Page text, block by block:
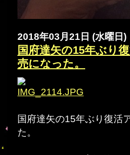
2018年03月21日 (水曜日)
国府達矢の15年ぶり
売になった。
国府達矢の15年ぶり復活
た。